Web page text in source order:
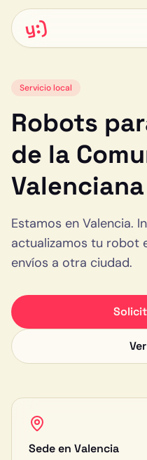
y:)
Servicio local
Robots
de la
Valenciana
Estamos en Valencia.
actualizamos tu robot
envíos a otra ciudad.
Sede en Valencia